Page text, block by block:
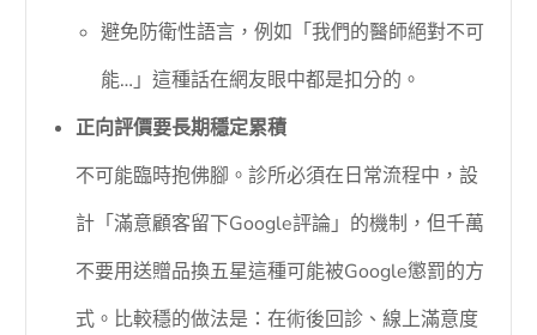
避免防衛性語言，例如「我們的醫師絕對不可
能…」這種話在網友眼中都是扣分的。
正向評價要長期穩定累積
不可能臨時抱佛腳。診所必須在日常流程中，設
計「滿意顧客留下Google評論」的機制，但千萬
不要用送贈品換五星這種可能被Google懲罰的方
式。比較穩的做法是：在術後回診、線上滿意度